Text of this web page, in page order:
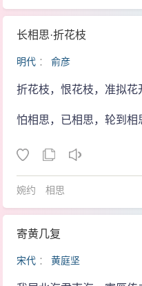
长相思·折花枝
明代 ：俞彦
折花枝，恨花枝，准拟花
怕相思，已相思，轮到相
婉约 相思
寄黄几复
宋代 ：黄庭坚